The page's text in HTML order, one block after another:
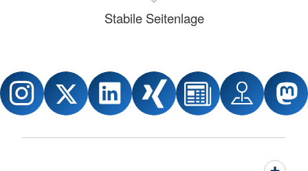
Stabile Seitenlage